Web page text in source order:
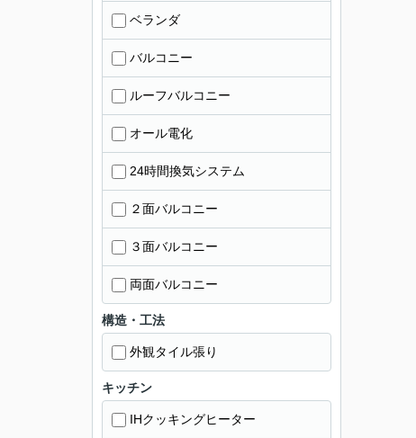
ベランダ
バルコニー
ルーフバルコニー
オール電化
24時間換気システム
２面バルコニー
３面バルコニー
両面バルコニー
構造・工法
外観タイル張り
キッチン
IHクッキングヒーター